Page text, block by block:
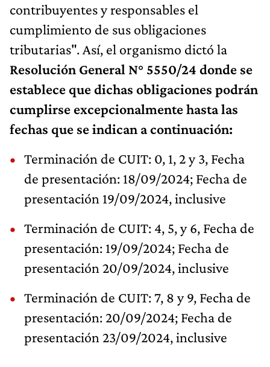
contribuyentes y responsables el
cumplimiento de sus obligaciones
tributarias". Así, el organismo dictó la
Resolución General N° 5550/24 donde se
establece que dichas obligaciones podrán
cumplirse excepcionalmente hasta las
fechas que se indican a continuación:
Terminación de CUIT: 0, 1, 2 y 3, Fecha
de presentación: 18/09/2024; Fecha de
presentación 19/09/2024, inclusive
Terminación de CUIT: 4, 5, y 6, Fecha de
presentación: 19/09/2024; Fecha de
presentación 20/09/2024, inclusive
Terminación de CUIT: 7, 8 y 9, Fecha de
presentación: 20/09/2024; Fecha de
presentación 23/09/2024, inclusive